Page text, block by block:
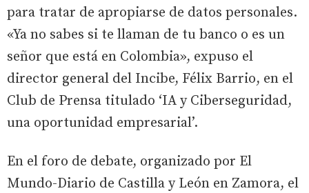
para tratar de apropiarse de datos personales.
«Ya no sabes si te llaman de tu banco o es un
señor que está en Colombia», expuso el
director general del Incibe, Félix Barrio, en el
Club de Prensa titulado ‘IA y Ciberseguridad,
una oportunidad empresarial’.
En el foro de debate, organizado por El
Mundo-Diario de Castilla y León en Zamora, el